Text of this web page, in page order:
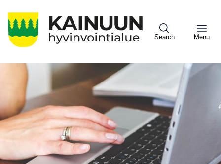
pääsisältöön
Search Menu
Sote
Menu
Asiakkaille